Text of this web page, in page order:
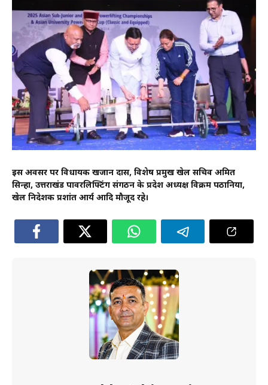
इस अवसर पर विधायक खजान दास, विशेष प्रमुख खेल सचिव अमित
सिन्हा, उत्तराखंड पावरलिफ्टिंग संगठन के प्रदेश अध्यक्ष विक्रम पठानिया,
खेल निदेशक प्रशांत आर्य आदि मौजूद रहे।